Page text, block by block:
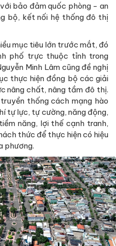
bảo đảm quốc phòng - an
bộ, kết nối hệ thống đô thị
mục tiêu lớn trước mắt, đó
phố trực thuộc tỉnh trong
Minh Lâm cũng đề nghị
thực hiện đồng bộ các giải
nâng chất, nâng tầm đô thị.
thống cách mạng hào
tự lực, tự cường, năng động,
năng, lợi thế cạnh tranh,
thức để thực hiện có hiệu
phương.